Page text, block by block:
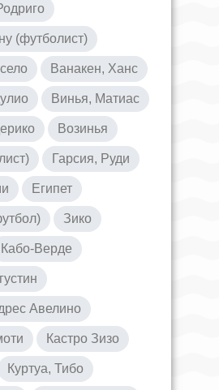
(футболист)
Ванакен, Ханс
Винья, Матиас
Возинья
Гарсия, Руди
Египет
Зико
Кабо-Верде
Авелино
Кастро Зизо
Куртуа, Тибо